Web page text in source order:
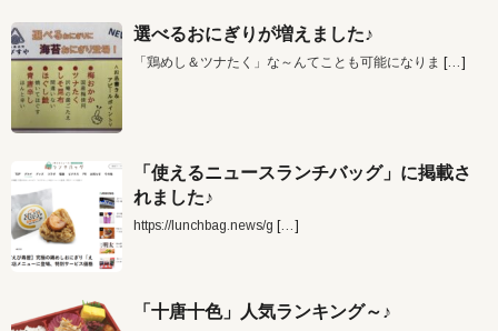
選べるおにぎりが増えました♪
「鶏めし＆ツナたく」な～んてことも可能になりま […]
「使えるニュースランチバッグ」に掲載さ
れました♪
https://lunchbag.news/g […]
「十唐十色」人気ランキング～♪